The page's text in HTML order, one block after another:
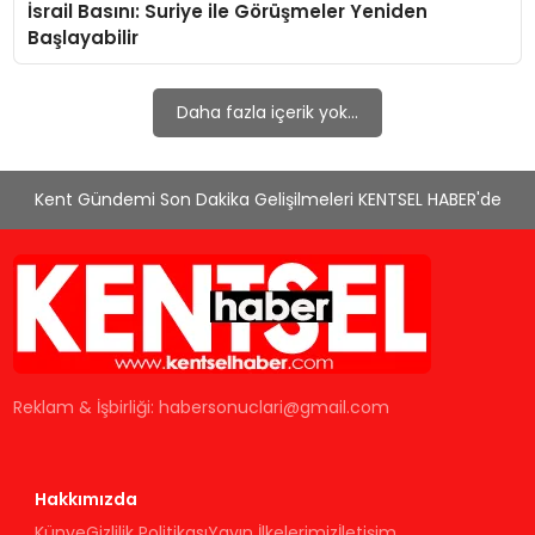
KÜLTÜR & SANAT
İsrail Basını: Suriye ile Görüşmeler Yeniden
Başlayabilir
Daha fazla içerik yok...
Kent Gündemi Son Dakika Gelişilmeleri KENTSEL HABER'de
Reklam & İşbirliği:habersonuclari@gmail.com
Hakkımızda